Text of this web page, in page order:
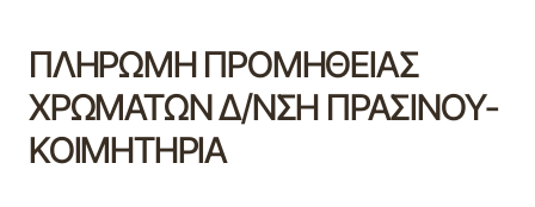
ΠΛΗΡΩΜΗ ΠΡΟΜΗΘΕΙΑΣ
ΧΡΩΜΑΤΩΝ Δ/ΝΣΗ ΠΡΑΣΙΝΟΥ-
ΚΟΙΜΗΤΗΡΙΑ